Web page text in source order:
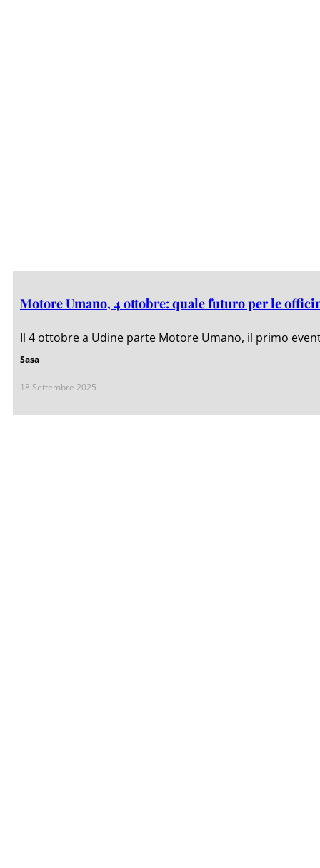
Motore Umano, 4 ottobre: quale futuro per le
Il 4 ottobre a Udine parte Motore Umano, il primo
Sasa
18 Settembre 2025